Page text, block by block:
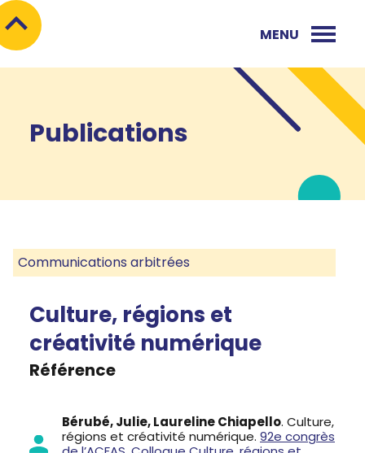
MENU
Publications
Communications arbitrées
Culture, régions et
créativité numérique
Référence
Bérubé, Julie, Laureline Chiapello. Culture,
régions et créativité numérique. 92e congrès